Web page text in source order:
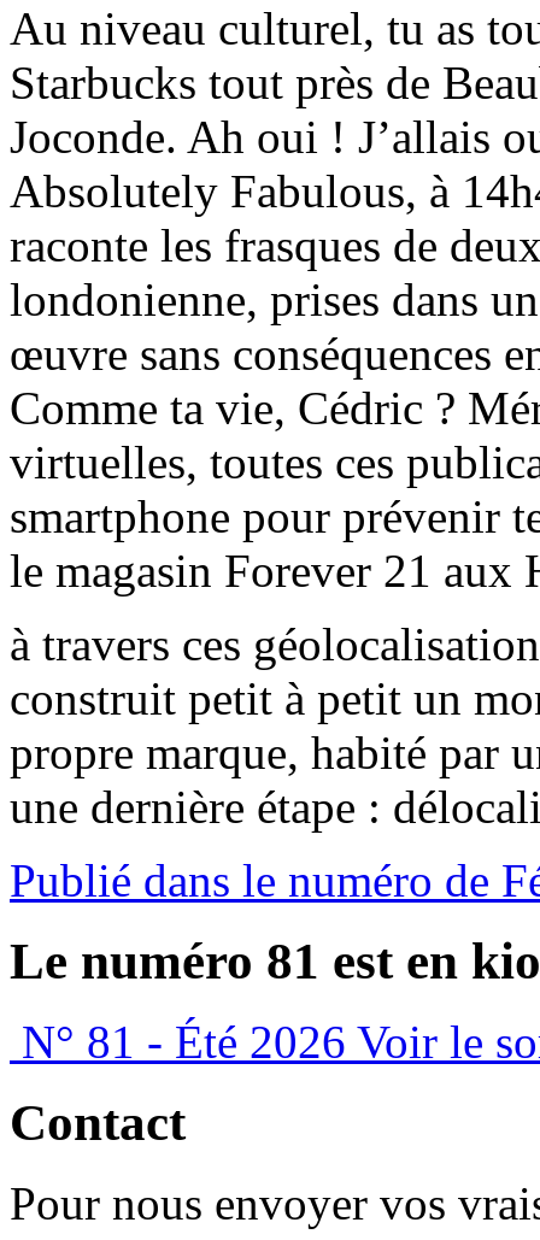
Au niveau culturel, tu as
Starbucks tout près de
Joconde. Ah oui ! J’allais
Absolutely Fabulous, à
raconte les frasques de
londonienne, prises dans
œuvre sans conséquences
Comme ta vie, Cédric ?
virtuelles, toutes ces
smartphone pour prévenir
le magasin Forever 21 aux
à travers ces
construit petit à petit un
propre marque, habité par
une dernière étape :
Publié dans le numéro de
Le numéro 81 est en
N° 81 - Été 2026 Voir le
Contact
Pour nous envoyer vos